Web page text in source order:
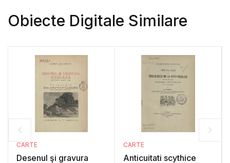
Obiecte Digitale Similare
CARTE
Desenul şi gravura
CARTE
Anticuitati scythice